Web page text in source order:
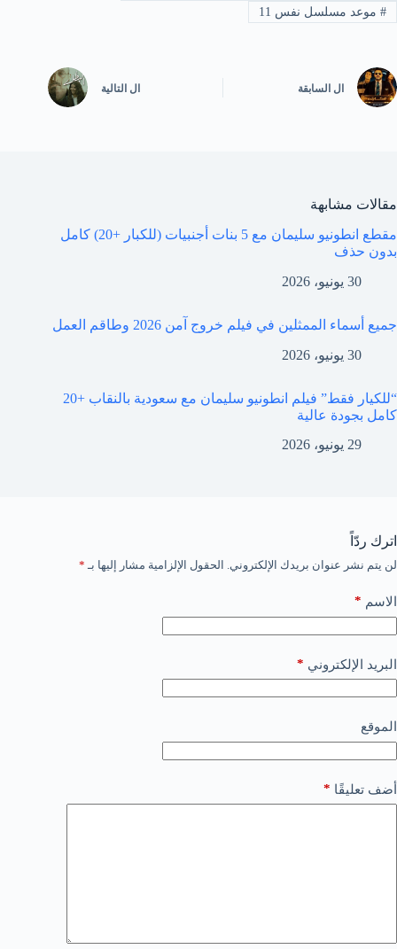
#موعد مسلسل نفس 11
ال السابقة ال التالية
مقالات مشابهة
مقطع انطونيو سليمان مع 5 بنات أجنبيات (للكبار +20) كامل
بدون حذف
30 يونيو، 2026
جميع أسماء الممثلين في فيلم خروج آمن 2026 وطاقم العمل
30 يونيو، 2026
“للكيار فقط” فيلم انطونيو سليمان مع سعودية بالنقاب +20
كامل بجودة عالية
29 يونيو، 2026
اترك ردّاً
لن يتم نشر عنوان بريدك الإلكتروني. الحقول الإلزامية مشار إليها بـ *
الاسم *
البريد الإلكتروني *
الموقع
أضف تعليقًا *